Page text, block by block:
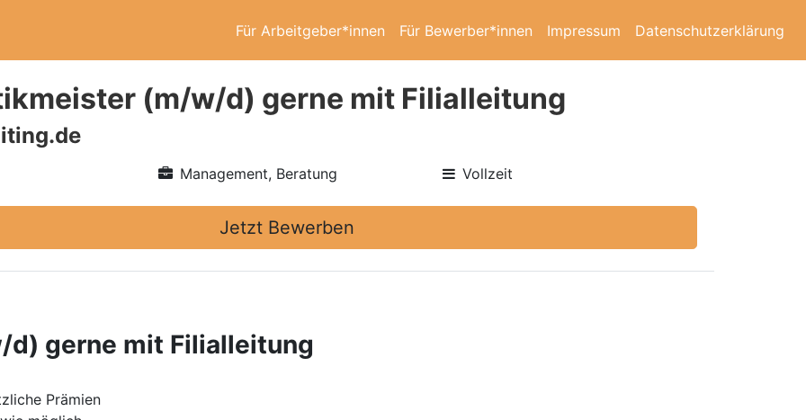
Für Arbeitgeber*innen Für Bewerber*innen Impressum Datenschutzerklärung
(m/w/d) gerne mit Filialleitung
Management, Beratung Vollzeit
Jetzt Bewerben
gerne mit Filialleitung
Prämien